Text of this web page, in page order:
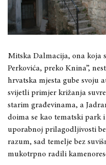
Mitska Dalmacija, ona koja
Perkovića, preko Knina”,
hrvatska mjesta gube svoju
svijetli primjer križanja
starim građevinama, a
doima se kao tematski park
uporabnoj prilagodljivosti
razum, sad temelje bez
mukotrpno radili